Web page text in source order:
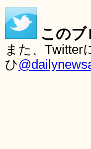
この
また、Twitter
ひ